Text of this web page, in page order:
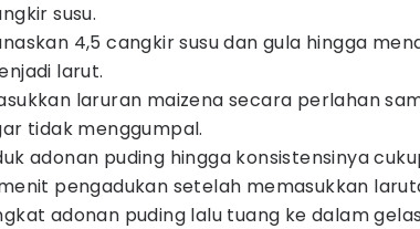
susu.
4,5 cangkir susu dan gula hingga
larut.
laruran maizena secara perlahan
tidak menggumpal.
adonan puding hingga konsistensinya
pengadukan setelah memasukkan
adonan puding lalu tuang ke dalam